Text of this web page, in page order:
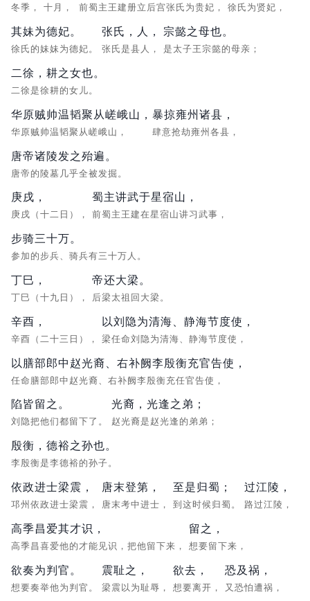
冬季， 十月， 前蜀主王建册立后宫张氏为贵妃， 徐氏为贤妃，
其妹为德妃。
徐氏的妹妹为德妃。
张氏，人，
张氏是县人，
宗懿之母也。
是太子王宗懿的母亲；
二徐，耕之女也。
二徐是徐耕的女儿。
华原贼帅温韬聚从嵯峨山，
华原贼帅温韬聚从嵯峨山，
暴掠雍州诸县，
肆意抢劫雍州各县，
唐帝诸陵发之殆遍。
唐帝的陵墓几乎全被发掘。
庚戌，
庚戌（十二日），
蜀主讲武于星宿山，
前蜀主王建在星宿山讲习武事，
步骑三十万。
参加的步兵、骑兵有三十万人。
丁巳，
丁巳（十九日），
帝还大梁。
后梁太祖回大梁。
辛酉，
辛酉（二十三日），
以刘隐为清海、静海节度使，
梁任命刘隐为清海、静海节度使，
以膳部郎中赵光裔、右补阙李殷衡充官告使，
任命膳部郎中赵光裔、右补阙李殷衡充任官告使，
陷皆留之。
刘隐把他们都留下了。
光裔，光逢之弟；
赵光裔是赵光逢的弟弟；
殷衡，德裕之孙也。
李殷衡是李德裕的孙子。
依政进士梁震，
邛州依政进士梁震，
唐末登第，
唐末考中进士，
至是归蜀；
到这时候归蜀。
过江陵，
路过江陵，
高季昌爱其才识，
高季昌喜爱他的才能见识，把他留下来，
留之，
想要留下来，
欲奏为判官。
想要奏举他为判官。
震耻之，
梁震以为耻辱，
欲去，
想要离开，
恐及祸，
又恐怕遭祸，